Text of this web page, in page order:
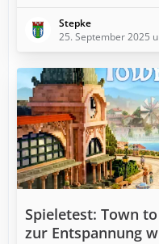
Stepke
25. September 2025
Spieletest: Town
zur Entspannung